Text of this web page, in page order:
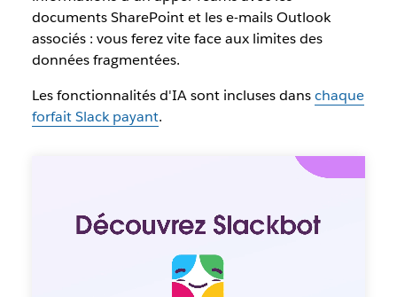
documents SharePoint et les e-mails Outlook
associés : vous ferez vite face aux limites des
données fragmentées.
Les fonctionnalités d'IA sont incluses danschaque
forfait Slack payant.